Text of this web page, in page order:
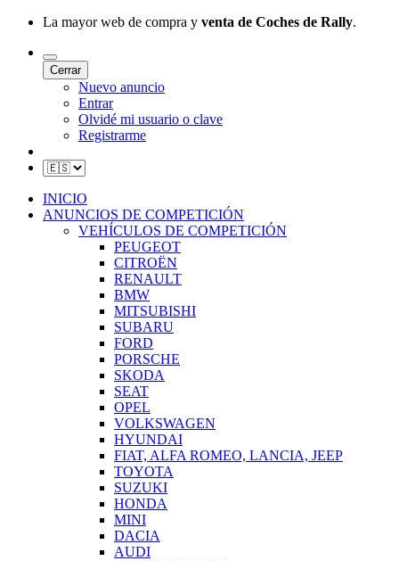
La mayor web de compra y venta de Coches de Rally.
Cerrar
Nuevo anuncio
Entrar
Olvidé mi usuario o clave
Registrarme
INICIO
ANUNCIOS DE COMPETICIÓN
VEHÍCULOS DE COMPETICIÓN
PEUGEOT
CITROËN
RENAULT
BMW
MITSUBISHI
SUBARU
FORD
PORSCHE
SKODA
SEAT
OPEL
VOLKSWAGEN
HYUNDAI
FIAT, ALFA ROMEO, LANCIA, JEEP
TOYOTA
SUZUKI
HONDA
MINI
DACIA
AUDI